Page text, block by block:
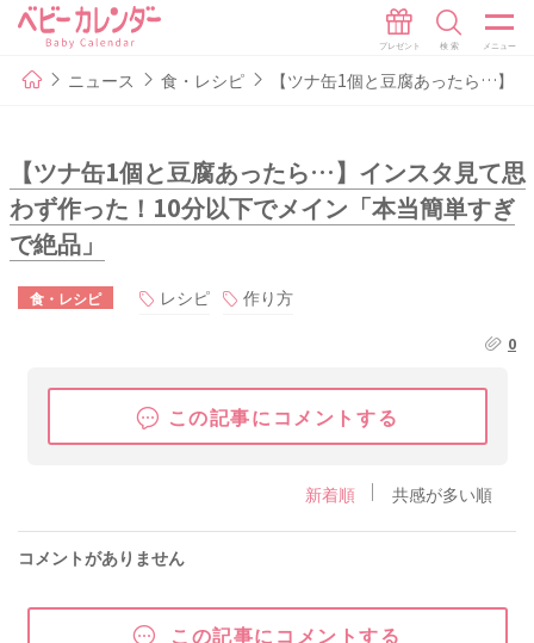
ニュース 食・レシピ 【ツナ缶1個と豆腐あったら…】
【ツナ缶1個と豆腐あったら…】インスタ見て思
わず作った！10分以下でメイン「本当簡単すぎ
で絶品」
食・レシピ レシピ 作り方
0
この記事にコメントする
新着順 共感が多い順
コメントがありません
この記事にコメントする